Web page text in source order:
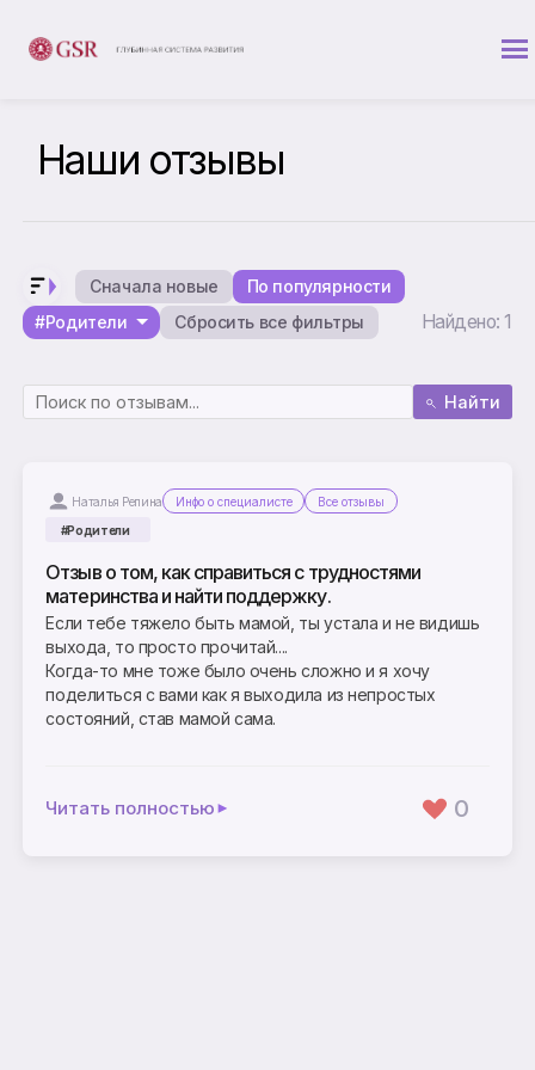
Наши отзывы
Сначала новые
По популярности
#Родители
Сбросить все фильтры Найдено: 1
Найти
Наталья Репина Инфо о специалисте
Все отзывы
#Родители
Отзыв о том, как справиться с трудностями
материнства и найти поддержку.
Если тебе тяжело быть мамой, ты устала и не видишь
выхода, то просто прочитай....
Когда-то мне тоже было очень сложно и я хочу
поделиться с вами как я выходила из непростых
состояний, став мамой сама.
Читать полностью 0